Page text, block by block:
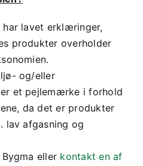
har lavet erklæringer,
produkter overholder
og/eller
et pejlemærke i forhold
da det er produkter
lav afgasning og
eller kontakt en af